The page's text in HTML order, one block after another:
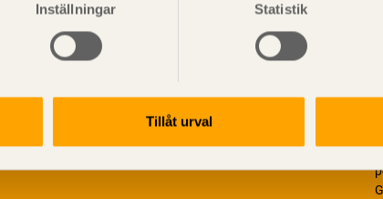
Inställningar Statistik
Tillåt urval